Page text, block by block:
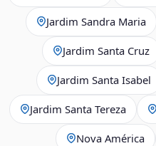
Jardim Sandra Maria
Jardim Santa Cruz
Jardim Santa Isabel
Jardim Santa Tereza
Nova América